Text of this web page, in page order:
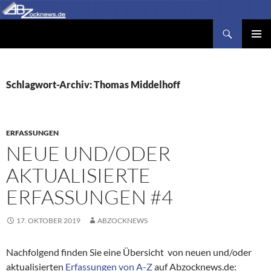
Zum
Inhalt
Schlagwort-Archiv: Thomas Middelhoff
ERFASSUNGEN
NEUE UND/ODER
AKTUALISIERTE
ERFASSUNGEN #4
17. OKTOBER 2019 ABZOCKNEWS
Nachfolgend finden Sie eine Übersicht von neuen und/oder
aktualisierten Erfassungen von A-Zauf Abzocknews.de: